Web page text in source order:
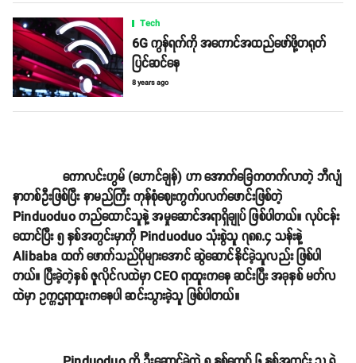
Tech
6G ကွန်ရက်ကို အကောင်အထည်ဖော်ဖို့တရုတ်
ပြင်ဆင်နေ
8 years ago
ကောလင်းဟွမ် (ဟောင်ချန်) ဟာ အောက်ခြေကတက်လာတဲ့ ဘီလျံ
နာတစ်ဦးဖြစ်ပြီး နာမည်ကြီး ကုန်စုံဈေးကွက်ပလက်ဖောင်းဖြစ်တဲ့
Pinduoduo တည်ထောင်သူနဲ့ အမှုဆောင်အရာရှိချုပ် ဖြစ်ပါတယ်။ လုပ်ငန်း
ထောင်ပြီး ၅ နှစ်အတွင်းမှာကို Pinduoduo သုံးစွဲသူ ၇၈၈.၄ သန်းနဲ့
Alibaba ထက် ဖောက်သည်ပိုများအောင် ဆွဲဆောင်နိုင်ခဲ့သူလည်း ဖြစ်ပါ
တယ်။ ပြီးခဲ့တဲ့နှစ် ဇူလိုင်လထဲမှာ CEO ရာထူးကနေ ဆင်းပြီး အခုနှစ် မတ်လ
ထဲမှာ ဥက္ကဌရာထူးကနေပါ ဆင်းသွားခဲ့သူ ဖြစ်ပါတယ်။